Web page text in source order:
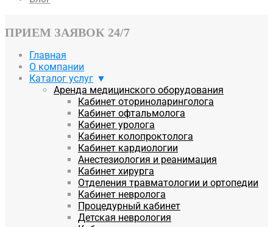
ПРИЕМ ЗАЯВОК 24/7
Главная
О компании
Каталог услуг
Аренда медицинского оборудования
Кабинет оториноларинголога
Кабинет офтальмолога
Кабинет уролога
Кабинет колопроктолога
Кабинет кардиологии
Анестезиология и реанимация
Кабинет хирурга
Отделения травматологии и ортопедии
Кабинет невролога
Процедурный кабинет
Детская неврология